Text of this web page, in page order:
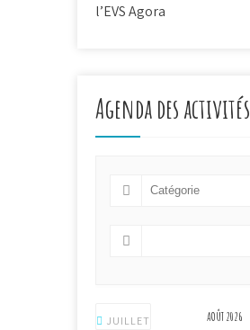
l’EVS Agora
Agenda des activités
JUILLET AOÛT 2026